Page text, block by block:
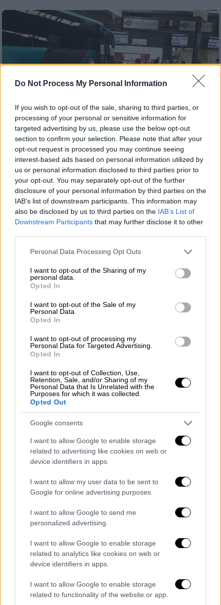
Do Not Process My Personal Information
If you wish to opt-out of the sale, sharing to third parties, or
processing of your personal or sensitive information for
targeted advertising by us, please use the below opt-out
section to confirm your selection. Please note that after your
opt-out request is processed you may continue seeing
interest-based ads based on personal information utilized by
us or personal information disclosed to third parties prior to
your opt-out. You may separately opt-out of the further
disclosure of your personal information by third parties on the
IAB’s list of downstream participants. This information may
also be disclosed by us to third parties on the IAB’s List of
Downstream Participants that may further disclose it to other
Please note that this website/app uses one or more Google
not limited to your visit or usage behaviour. You may click to
grant or deny consent to Google and its third-party tags to
use your data for below specified purposes in below Google
consent section.
Personal Data Processing Opt Outs
I want to opt-out of the Sharing of my
personal data.
Opted In
I want to opt-out of the Sale of my
Personal Data.
Opted In
I want to opt-out of processing my
Personal Data for Targeted Advertising.
Opted In
I want to opt-out of Collection, Use,
Retention, Sale, and/or Sharing of my
Personal Data that Is Unrelated with the
Purposes for which it was collected.
Opted Out
Google consents
I want to allow Google to enable storage
related to advertising like cookies on web or
device identifiers in apps.
I want to allow my user data to be sent to
Google for online advertising purposes.
I want to allow Google to send me
personalized advertising.
I want to allow Google to enable storage
related to analytics like cookies on web or
device identifiers in apps.
I want to allow Google to enable storage
related to functionality of the website or app.
Ελλάδα|02.03.2025 11:52
Όπου φύγει φύγει οι Αθηναίοι: Έκτακτα
δρομολόγια στα ΚΤΕΛ - Κάθε 15 λεπτά
αναχωρεί δρομολόγιο για Πάτρα
Φεύγουν οι Αθηναίοι μαζικά για
τους καρναβαλικούς προορισμούς
Ελλάδα|02.03.2025 11:15
Πατρινό Καρναβάλι 2025: Κορυφώνονται
σήμερα οι εκδηλώσεις με τη μεγάλη
παρέλαση - 55.000 καρναβαλιστές στους
Με την μεγάλη καρναβαλική παρέλαση και
στην Πάτρα οι εκδηλώσεις του καρναβαλιού